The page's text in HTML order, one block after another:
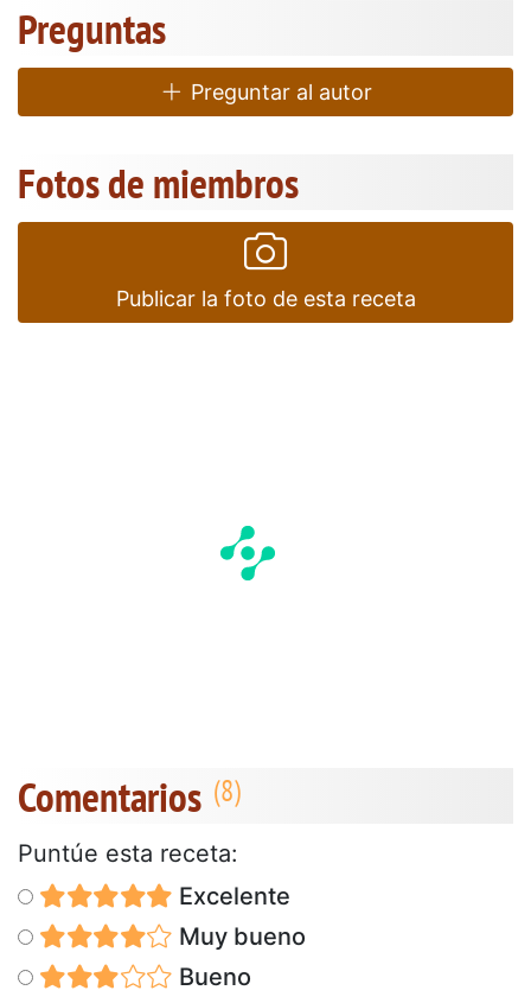
Preguntas
Preguntar al autor
Fotos de miembros
Publicar la foto de esta receta
Comentarios
Puntúe esta receta:
Excelente
Muy bueno
Bueno